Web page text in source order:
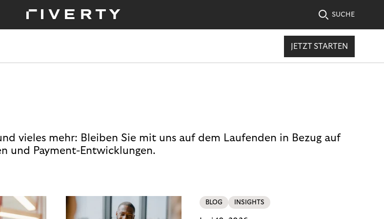
SUCHE
JETZT STARTEN
vieles mehr: Bleiben Sie mit uns auf dem Laufenden in Bezug auf
und Payment-Entwicklungen.
BLOG INSIGHTS